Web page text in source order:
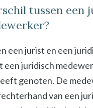
tussen een
een jurist en een
een juridisch
genoten. De
van een